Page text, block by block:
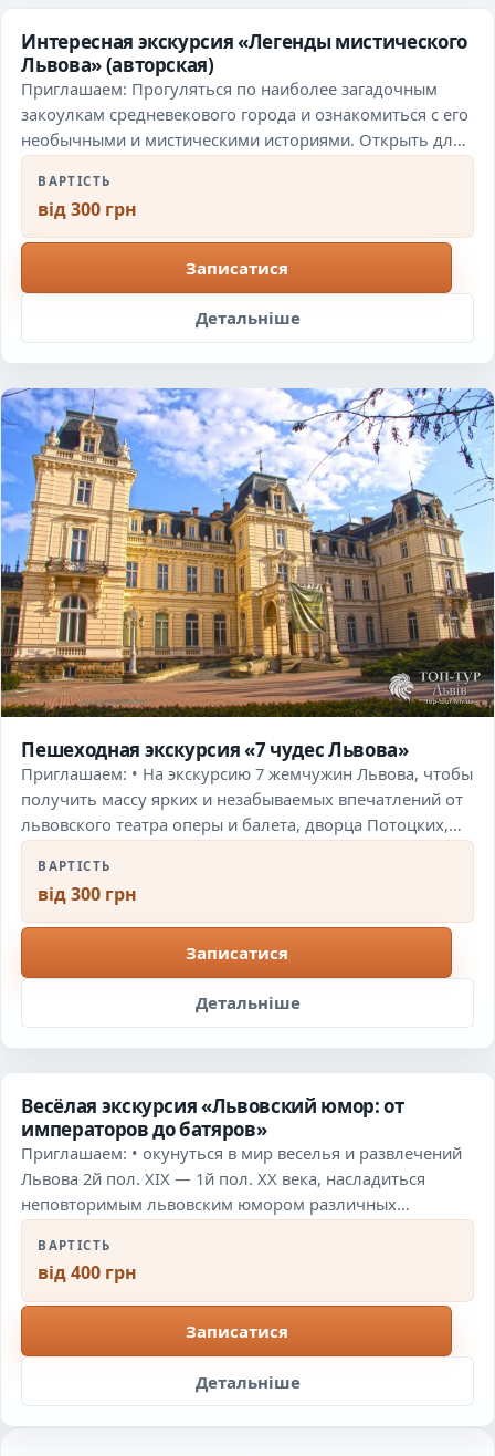
Интересная экскурсия «Легенды мистического
Львова» (авторская)
Приглашаем: Прогуляться по наиболее загадочным
закоулкам средневекового города и ознакомиться с его
необычными и мистическими историями. Открыть для
себя Львов с совершенно…
ВАРТІСТЬ
від 300 грн
Записатися
Детальніше
Пешеходная экскурсия «7 чудес Львова»
Приглашаем: • На экскурсию 7 жемчужин Львова, чтобы
получить массу ярких и незабываемых впечатлений от
львовского театра оперы и балета, дворца Потоцких,…
ВАРТІСТЬ
від 300 грн
Записатися
Детальніше
Весёлая экскурсия «Львовский юмор: от
императоров до батяров»
Приглашаем: • окунуться в мир веселья и развлечений
Львова 2й пол. ХIХ — 1й пол. ХХ века, насладиться
неповторимым львовским юмором различных…
ВАРТІСТЬ
від 400 грн
Записатися
Детальніше